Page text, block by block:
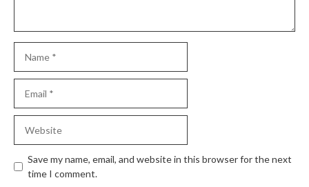
Save my name, email, and website in this browser for the next
time I comment.